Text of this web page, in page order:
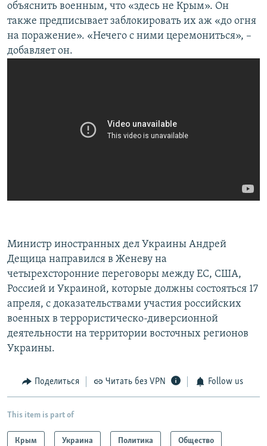
объяснить военным, что «здесь не Крым». Он
также предписывает заблокировать их аж «до огня
на поражение». «Нечего с ними церемониться», –
добавляет он.
Министр иностранных дел Украины Андрей
Дещица направился в Женеву на
четырехсторонние переговоры между ЕС, США,
Россией и Украиной, которые должны состояться 17
апреля, с доказательствами участия российских
военных в террористическо-диверсионной
деятельности на территории восточных регионов
Украины.
Поделиться Читать без VPN Follow us
This item is part of
Крым Украина Политика Общество